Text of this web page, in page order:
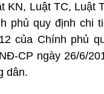
KN, Luật TC, Luật
phủ quy định chi
của Chính phủ
CP ngày 26/6/
dân.